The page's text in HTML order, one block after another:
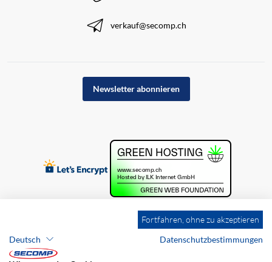
verkauf@secomp.ch
Newsletter abonnieren
Fortfahren, ohne zu akzeptieren
Deutsch
Datenschutzbestimmungen